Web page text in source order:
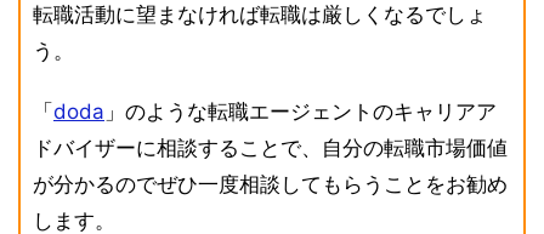
転職活動に望まなければ転職は厳しくなるでしょ
う。
「doda 」のような転職エージェントのキャリアア
ドバイザーに相談することで、自分の転職市場価値
が分かるのでぜひ一度相談してもらうことをお勧め
します。